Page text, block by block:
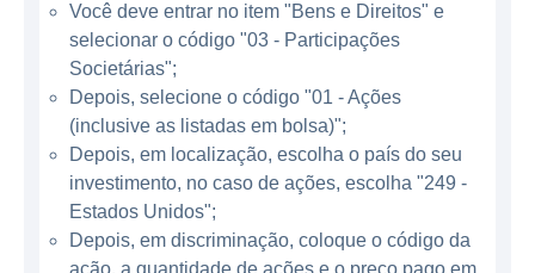
acessibilidade oferendo produtos que estão
alinhados às necessidades de sua base de
clientes. A orientação para a comunidade é
um pilar de sua estratégia de negócios,
assim como a busca pela construção de
confiança entre os clientes e o banco.
ATUAÇÃO DA LAKE SHORE BANCORP
Você deve entrar no item "Bens e Direitos" e
selecionar o código "03 - Participações
Societárias";
Depois, selecione o código "01 - Ações
(inclusive as listadas em bolsa)";
Depois, em localização, escolha o país do seu
investimento, no caso de ações, escolha "249 -
Estados Unidos";
Depois, em discriminação, coloque o código da
ação, a quantidade de ações e o preço pago em